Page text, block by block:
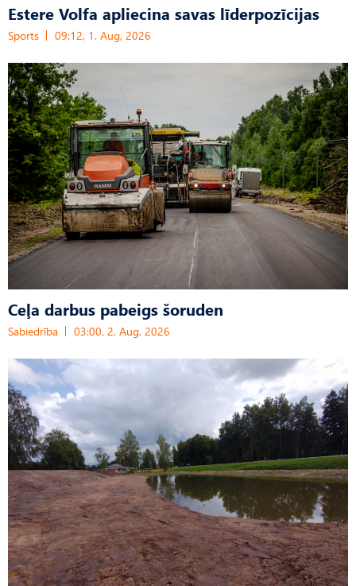
Estere Volfa apliecina savas līderpozīcijas
Sports 09:12, 1. Aug, 2026
Ceļa darbus pabeigs šoruden
Sabiedrība 03:00, 2. Aug, 2026